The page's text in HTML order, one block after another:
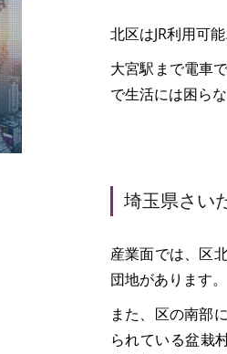
北区はJR利用可
大宮駅まで電車
で生活には困ら
埼玉県さい
産業面では、区
団地があります。
また、区の南部
られている盆栽